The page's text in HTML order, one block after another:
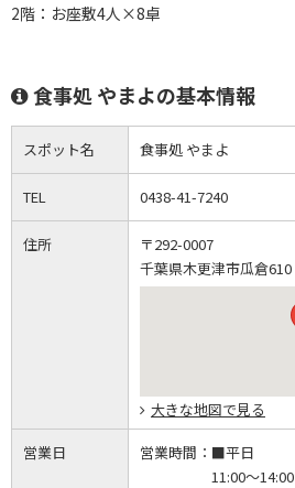
2階：お座敷4人×8卓
食事処 やまよの基本情報
スポット名 食事処 やまよ
TEL 0438-41-7240
住所
〒292-0007
千葉県木更津市瓜倉610
大きな地図で見る
営業日 営業時間： ■平日
11:00～14:00